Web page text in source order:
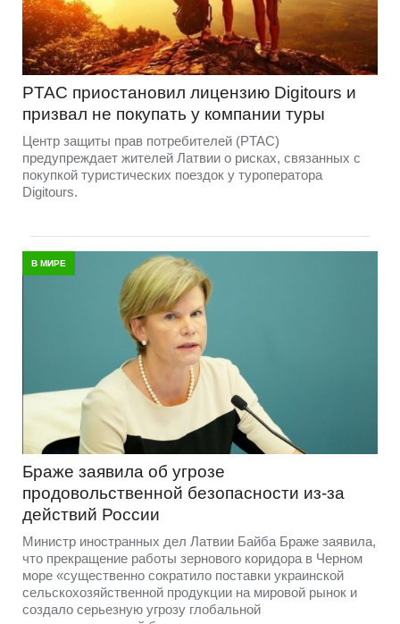
PTAC приостановил лицензию Digitours и
призвал не покупать у компании туры
Центр защиты прав потребителей (PTAC)
предупреждает жителей Латвии о рисках, связанных с
покупкой туристических поездок у туроператора
Digitours.
В МИРЕ
Браже заявила об угрозе
продовольственной безопасности из-за
действий России
Министр иностранных дел Латвии Байба Браже заявила,
что прекращение работы зернового коридора в Черном
море «существенно сократило поставки украинской
сельскохозяйственной продукции на мировой рынок и
создало серьезную угрозу глобальной